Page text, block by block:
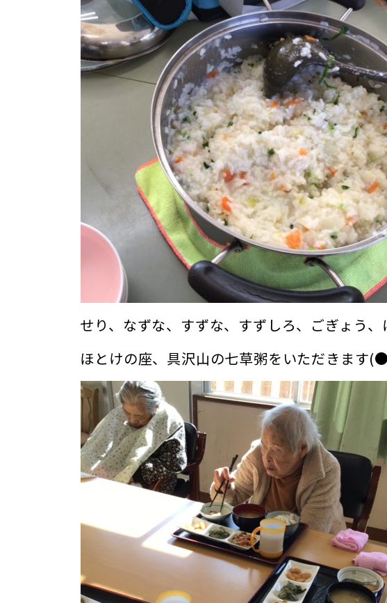
せり、なずな、すずな、すずしろ、ごぎょう、
ほとけの座、具沢山の七草粥をいただきま